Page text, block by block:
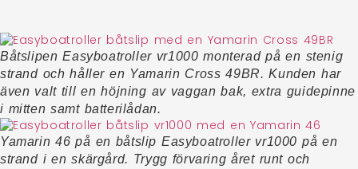
Båtslipen Easyboatroller vr1000 monterad på en stenig
strand och håller en Yamarin Cross 49BR. Kunden har
även valt till en höjning av vaggan bak, extra guidepinne
i mitten samt batterilådan.
Yamarin 46 på en båtslip Easyboatroller vr1000 på en
strand i en skärgård. Trygg förvaring året runt och